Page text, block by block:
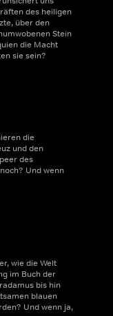
des heiligen
über den
Stein
die Macht
sie sein?
die
und den
des
Und wenn
wie die Welt
im Buch der
bis hin
blauen
Und wenn ja,